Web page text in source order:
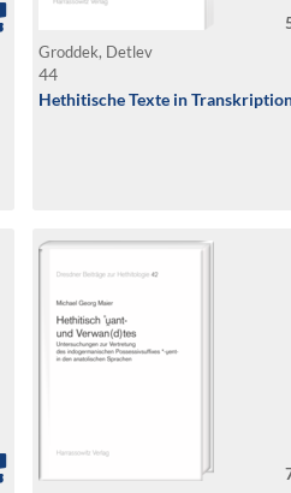
Groddek, Detlev
44
Hethitische Texte in